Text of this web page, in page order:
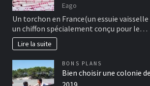
Eago
Un torchon en France(un essuie
un chiffon spécialement conçu pour le…
Lire la suite
BONS PLANS
Bien choisir une colonie